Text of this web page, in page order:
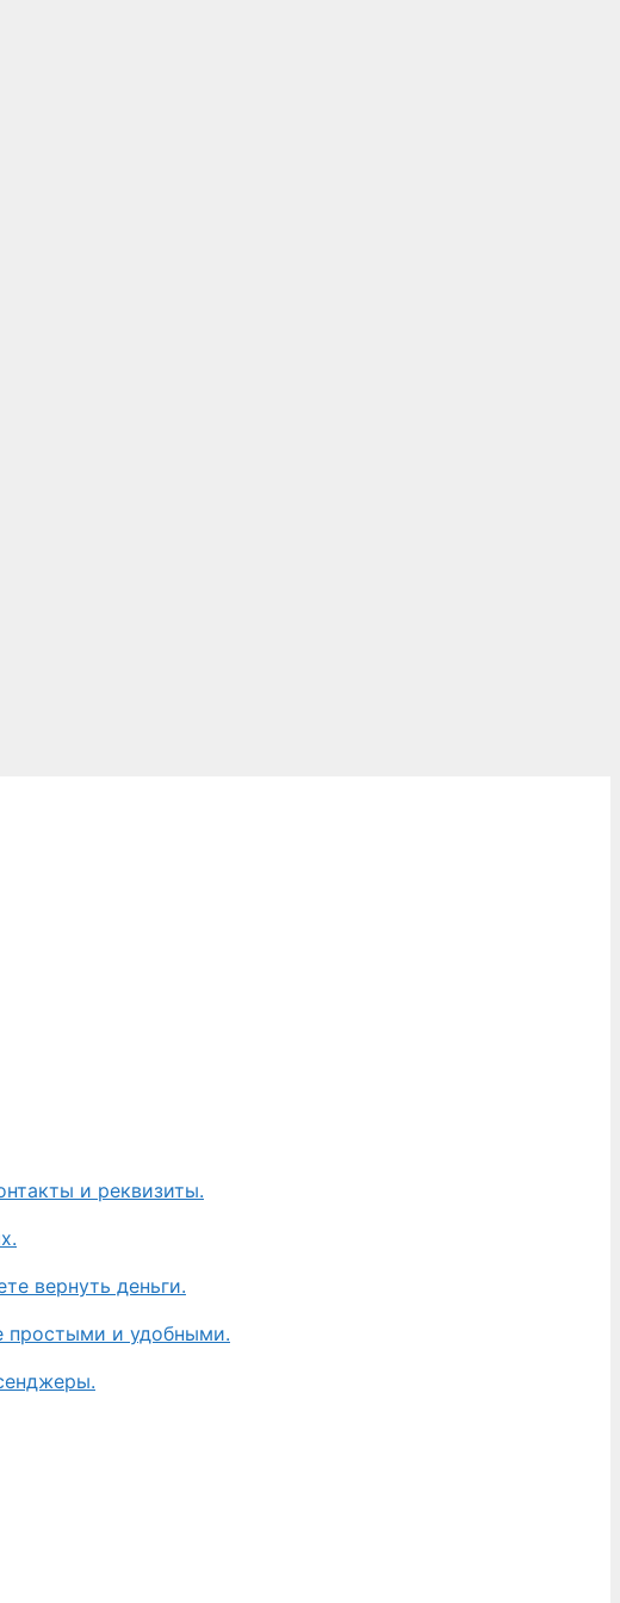
и реквизиты.
вернуть деньги.
простыми и удобными.